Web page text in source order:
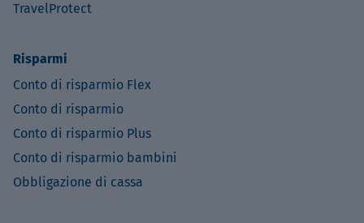
TravelProtect
Risparmi
Conto di risparmio Flex
Conto di risparmio
Conto di risparmio Plus
Conto di risparmio bambini
Obbligazione di cassa